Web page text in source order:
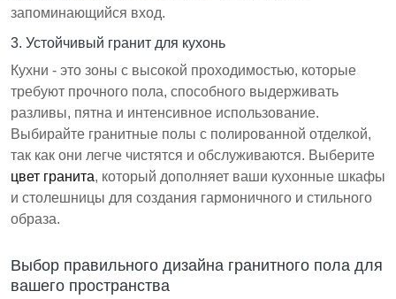
запоминающийся вход.
3. Устойчивый гранит для кухонь
Кухни - это зоны с высокой проходимостью, которые
требуют прочного пола, способного выдерживать
разливы, пятна и интенсивное использование.
Выбирайте гранитные полы с полированной отделкой,
так как они легче чистятся и обслуживаются. Выберите
цвет гранита, который дополняет ваши кухонные шкафы
и столешницы для создания гармоничного и стильного
образа.
Выбор правильного дизайна гранитного пола для
вашего пространства